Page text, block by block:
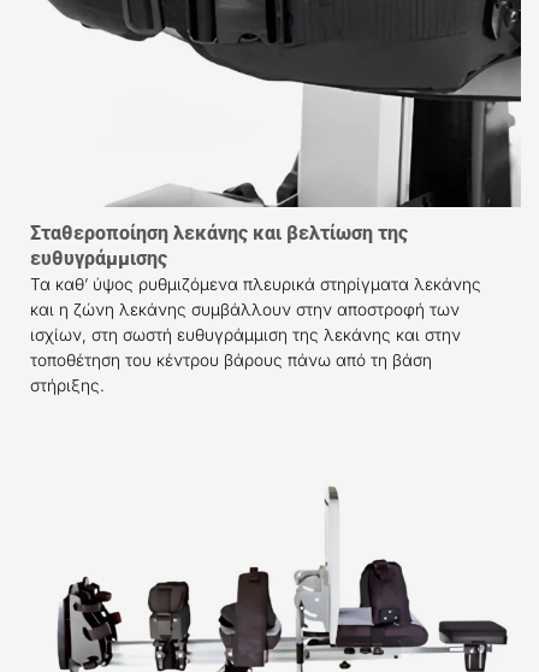
Σταθεροποίηση λεκάνης και βελτίωση της
ευθυγράμμισης
Τα καθ’ ύψος ρυθμιζόμενα πλευρικά στηρίγματα λεκάνης
και η ζώνη λεκάνης συμβάλλουν στην αποστροφή των
ισχίων, στη σωστή ευθυγράμμιση της λεκάνης και στην
τοποθέτηση του κέντρου βάρους πάνω από τη βάση
στήριξης.